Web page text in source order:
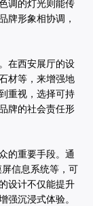
调的灯光则能传
牌形象相协调，
在西安展厅的设
材等，来增强地
重视，选择可持
牌的社会责任形
的重要手段。通
信息系统等，可
设计不仅能提升
强沉浸式体验。